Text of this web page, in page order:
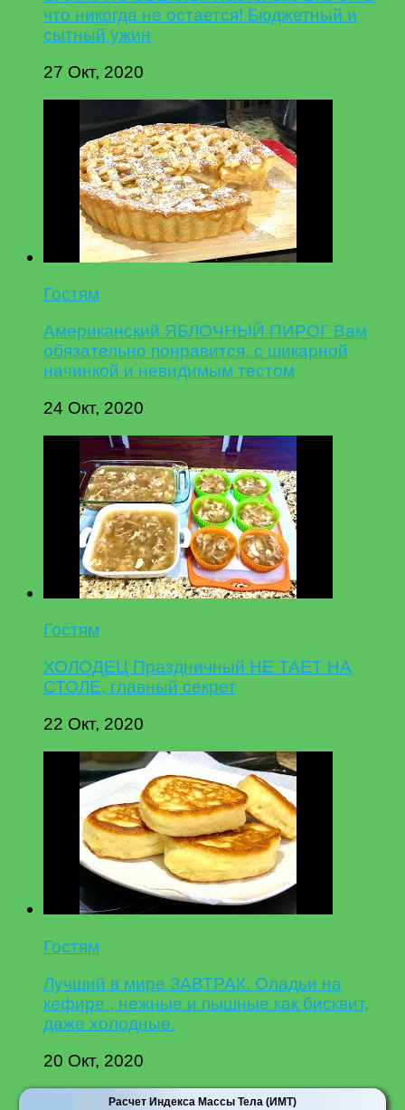
что никогда не остается! Бюджетный и
сытный ужин
27 Окт, 2020
Гостям
Американский ЯБЛОЧНЫЙ ПИРОГ Вам
обязательно понравится, с шикарной
начинкой и невидимым тестом
24 Окт, 2020
Гостям
ХОЛОДЕЦ Праздничный НЕ ТАЕТ НА
СТОЛЕ, главный секрет
22 Окт, 2020
Гостям
Лучший в мире ЗАВТРАК. Оладьи на
кефире , нежные и пышные как бисквит,
даже холодные.
20 Окт, 2020
Расчет Индекса Массы Тела (ИМТ)